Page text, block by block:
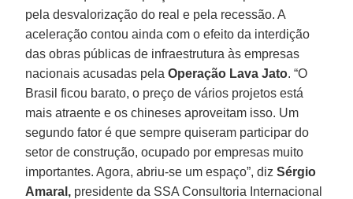
pela desvalorização do real e pela recessão. A
aceleração contou ainda com o efeito da interdição
das obras públicas de infraestrutura às empresas
nacionais acusadas pelaOperação Lava Jato. “O
Brasil ficou barato, o preço de vários projetos está
mais atraente e os chineses aproveitam isso. Um
segundo fator é que sempre quiseram participar do
setor de construção, ocupado por empresas muito
importantes. Agora, abriu-se um espaço”, dizSérgio
Amaral, presidente da SSA Consultoria Internacional